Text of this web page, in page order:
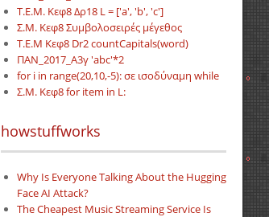
Τ.Ε.Μ. Κεφ8 Δρ18 L = ['a', 'b', 'c']
Σ.Μ. Κεφ8 Συμβολοσειρές μέγεθος
T.E.M Κεφ8 Dr2 countCapitals(word)
ΠΑΝ_2017_Α3γ 'abc'*2
for i in range(20,10,-5): σε ισοδύναμη while
Σ.Μ. Κεφ8 for item in L:
howstuffworks
Why Is Everyone Talking About the Hugging
Face AI Attack?
The Cheapest Music Streaming Service Is